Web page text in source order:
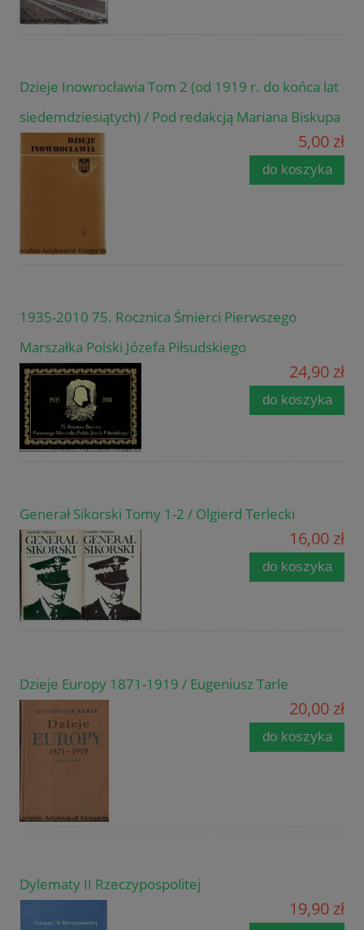
Dzieje Inowrocławia Tom 2 (od 1919 r. do końca lat
siedemdziesiątych) / Pod redakcją Mariana Biskupa
5,00 zł
do koszyka
1935-2010 75. Rocznica Śmierci Pierwszego
Marszałka Polski Józefa Piłsudskiego
24,90 zł
do koszyka
Generał Sikorski Tomy 1-2 / Olgierd Terlecki
16,00 zł
do koszyka
Dzieje Europy 1871-1919 / Eugeniusz Tarle
20,00 zł
do koszyka
Dylematy II Rzeczypospolitej
19,90 zł